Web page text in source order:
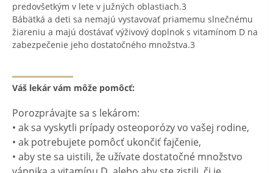
predovšetkým v lete v južných oblastiach.3
Bábätká a deti sa nemajú vystavovať priamemu slnečnému
žiareniu a majú dostávať výživový doplnok s vitamínom D na
zabezpečenie jeho dostatočného množstva.3
Váš lekár vám môže pomôcť:
Porozprávajte sa s lekárom:
• ak sa vyskytli prípady osteoporózy vo vašej rodine,
• ak potrebujete pomôcť ukončiť fajčenie,
• aby ste sa uistili, že užívate dostatočné množstvo